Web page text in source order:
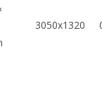
3050x1320